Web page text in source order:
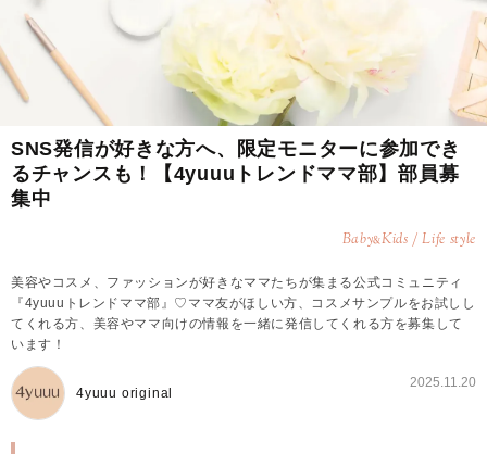
SNS発信が好きな方へ、限定モニターに参加でき
るチャンスも！【4yuuuトレンドママ部】部員募
集中
Baby&Kids / Life style
美容やコスメ、ファッションが好きなママたちが集まる公式コミュニティ
『4yuuuトレンドママ部』♡ママ友がほしい方、コスメサンプルをお試しし
てくれる方、美容やママ向けの情報を一緒に発信してくれる方を募集して
います！
4yuuu original
2025.11.20